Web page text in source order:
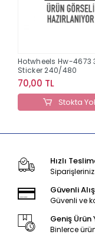
Hotwheels Hw-4673
Sticker 240/480
70,00 TL
Stokta
Hızlı
Güvenli
Güvenli ve
Geniş Ürün
Binlerce